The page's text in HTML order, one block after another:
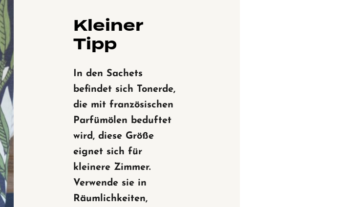
Kleiner
Tipp
In den Sachets
befindet sich Tonerde,
die mit französischen
Parfümölen beduftet
wird, diese Größe
eignet sich für
kleinere Zimmer.
Verwende sie in
Räumlichkeiten,